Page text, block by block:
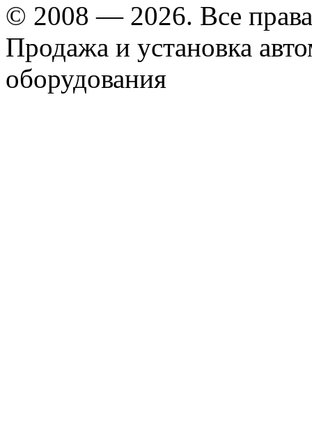
© 2008 — 2026. Все
Продажа и установка
оборудования